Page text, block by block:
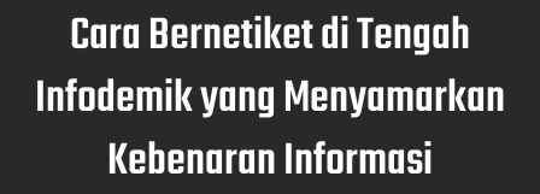
Cara Bernetiket di Tengah
Infodemik yang Menyamarkan
Kebenaran Informasi